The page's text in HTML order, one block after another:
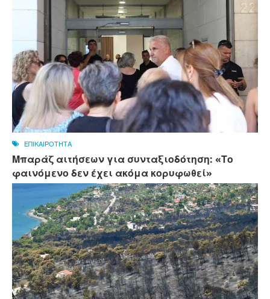
ΕΠΙΚΑΙΡΟΤΗΤΑ
Μπαράζ αιτήσεων για συνταξιοδότηση: «Το
φαινόμενο δεν έχει ακόμα κορυφωθεί»